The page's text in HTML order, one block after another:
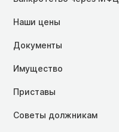
Наши цены
Документы
Имущество
Приставы
Советы должникам